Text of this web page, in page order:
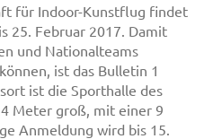
für Indoor-Kunstflug findet
25. Februar 2017. Damit
und Nationalteams
ist das Bulletin 1
ist die Sporthalle des
Meter groß, mit einer 9
Anmeldung wird bis 15.